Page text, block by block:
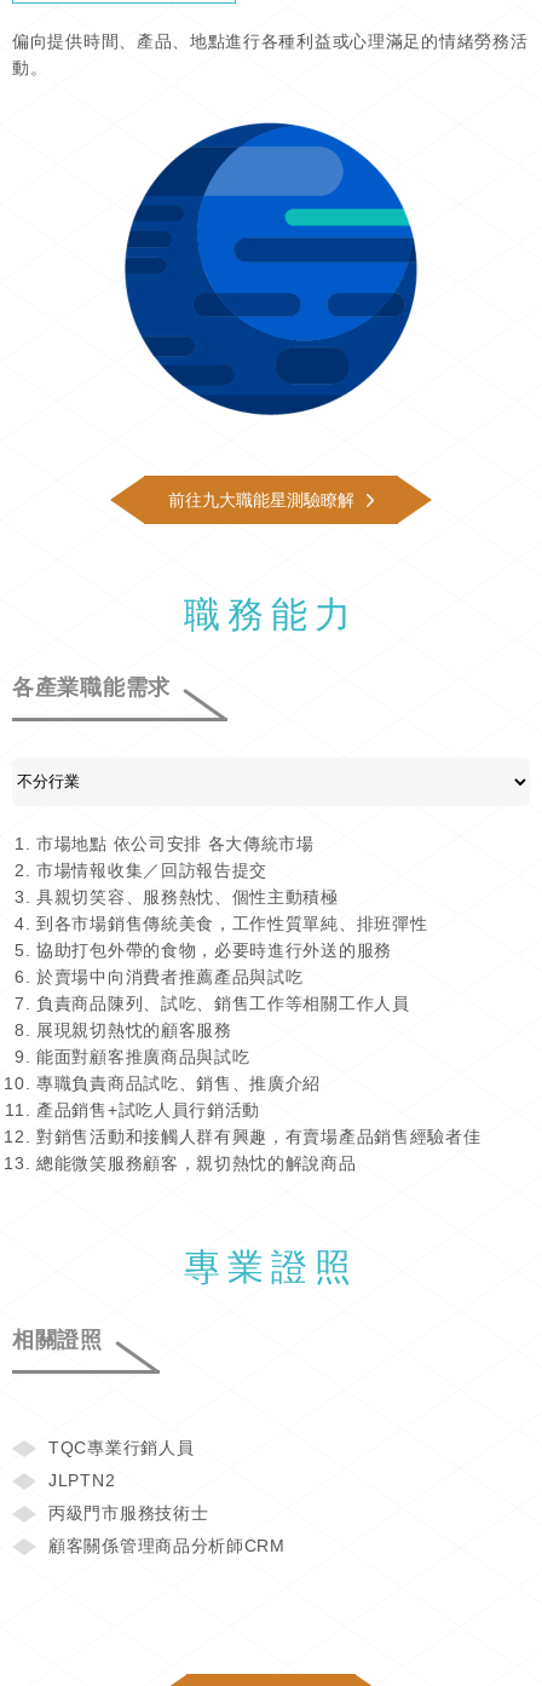
偏向提供時間、產品、地點進行各種利益或心理滿足的情緒勞務活
動。
前往九大職能星測驗瞭解
職務能力
各產業職能需求
市場地點 依公司安排 各大傳統市場
市場情報收集／回訪報告提交
具親切笑容、服務熱忱、個性主動積極
到各市場銷售傳統美食，工作性質單純、排班彈性
協助打包外帶的食物，必要時進行外送的服務
於賣場中向消費者推薦產品與試吃
負責商品陳列、試吃、銷售工作等相關工作人員
展現親切熱忱的顧客服務
能面對顧客推廣商品與試吃
專職負責商品試吃、銷售、推廣介紹
產品銷售+試吃人員行銷活動
對銷售活動和接觸人群有興趣，有賣場產品銷售經驗者佳
總能微笑服務顧客，親切熱忱的解說商品
專業證照
相關證照
TQC專業行銷人員
JLPTN2
丙級門市服務技術士
顧客關係管理商品分析師CRM